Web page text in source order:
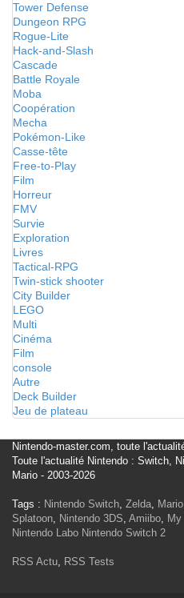
Tower Defense
Dungeon RPG
Rogue-Lite
Hack-and-Slash
Cascade
Battle Royale
Moba
Coopération
Mecha
Pokémon-Like
Casse-tête
Free-to-Play
Film
Horreur
FMV
Survie
Exploration
Livres
Tactical-RPG
Twin-stick shooter
City Builder
LEGO
Multi
Cinéma
Film
console
Autre
Deck Builder
Jeu de plateau
Nintendo-master.com, toute
Toute l'actualité Nintendo : Switch,
Mario - 2003-2026
Tags : Nintendo Switch, Zelda, Mario
Splatoon, Nintendo 3DS, Amiibo,
Nintendo Labo Nintendo Switch 2
RSS Actu, RSS Tests